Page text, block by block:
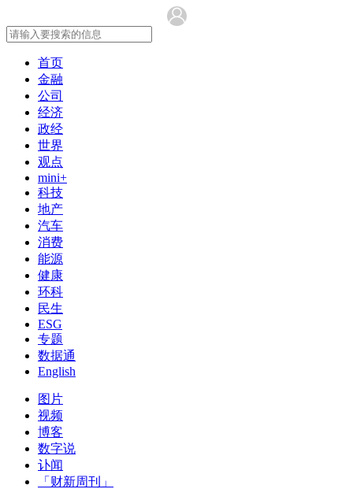
首页
金融
公司
经济
政经
世界
观点
mini+
科技
地产
汽车
消费
能源
健康
环科
民生
ESG
专题
数据通
English
图片
视频
博客
数字说
讣闻
「财新周刊」